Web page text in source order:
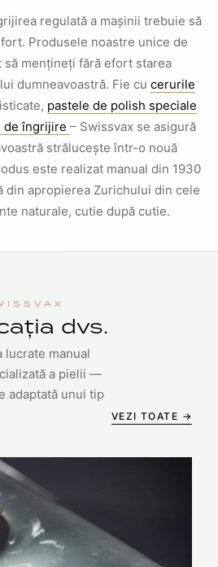
regulată a mașinii trebuie să
Produsele noastre unice de
mențineți fără efort starea
dumneavoastră. Fie cu cerurile
pastele de polish speciale
de îngrijire – Swissvax se asigură
strălucește într-o nouă
este realizat manual din 1930
din apropierea Zurichului din cele
naturale, cutie după cutie.
dvs.
lucrate manual
a pielii —
adaptată unui tip
VEZI TOATE →